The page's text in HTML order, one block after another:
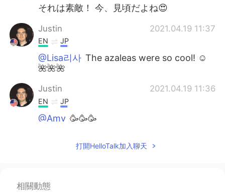
それは素敵！ 今、見頃だよね😍
Justin 2021.04.19 11:37
EN JP
@Lisa리사 The azaleas were so cool! ☺️
🌺🌺🌺
Justin 2021.04.19 11:36
EN JP
@Amy 🥳🥳🥳
Lisa리사
打開HelloTalk加入聊天
相關動態